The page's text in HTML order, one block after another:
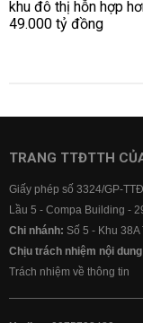
TRANG TTĐTTH
Giấy phép số 3324/GP-
Lầu 5 - Compa Building -
Chi nhánh: Số 5 - Khu
Chịu trách nhiệm nội
Trách nhiệm về thông tin